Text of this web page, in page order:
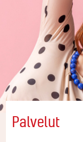
Palvelut